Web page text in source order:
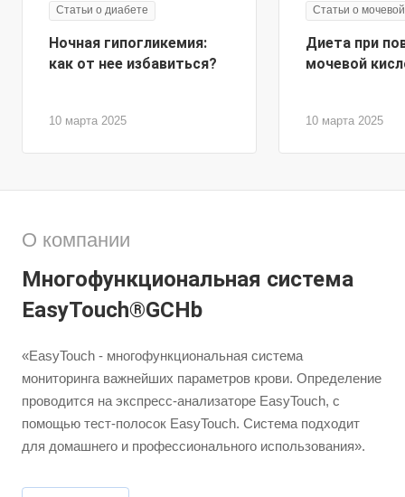
Статьи о диабете
10 марта 2025
Ночная гипогликемия:
как от нее избавиться?
Статьи о
10 марта 2025
Диета при
мочевой
О компании
Многофункциональная система
EasyTouch®GCHb
«EasyTouch - многофункциональная система
мониторинга важнейших параметров крови. Определение
проводится на экспресс-анализаторе EasyTouch, с
помощью тест-полосок EasyTouch. Система подходит
для домашнего и профессионального использования».